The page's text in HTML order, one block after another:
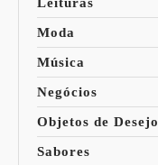
Moda
Música
Negócios
Objetos de Desejo
Sabores